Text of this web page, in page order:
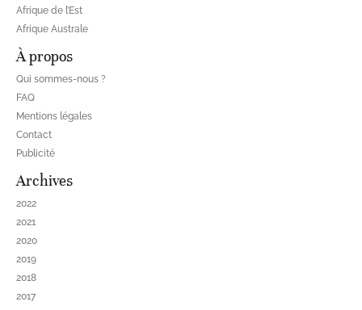
Afrique de l’Est
Afrique Australe
À propos
Qui sommes-nous ?
FAQ
Mentions légales
Contact
Publicité
Archives
2022
2021
2020
2019
2018
2017